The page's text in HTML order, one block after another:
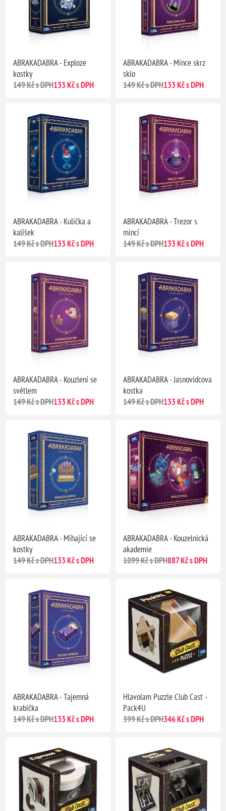
ABRAKADABRA - Exploze
kostky
149 Kč s DPH133 Kč s DPH
ABRAKADABRA - Mince skrz
sklo
149 Kč s DPH133 Kč s DPH
ABRAKADABRA - Kulička a
kalíšek
149 Kč s DPH133 Kč s DPH
ABRAKADABRA - Trezor s
mincí
149 Kč s DPH133 Kč s DPH
ABRAKADABRA - Kouzlení se
světlem
149 Kč s DPH133 Kč s DPH
ABRAKADABRA - Jasnovidcova
kostka
149 Kč s DPH133 Kč s DPH
ABRAKADABRA - Míhající se
kostky
149 Kč s DPH133 Kč s DPH
ABRAKADABRA - Kouzelnická
akademie
1099 Kč s DPH887 Kč s DPH
ABRAKADABRA - Tajemná
krabička
149 Kč s DPH133 Kč s DPH
Hlavolam Puzzle Club Cast -
Pack4U
399 Kč s DPH346 Kč s DPH